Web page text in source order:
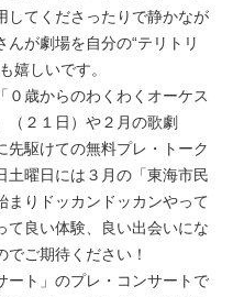
してくださったりで静かなが
が劇場を自分の“テリトリ
嬉しいです。
０歳からのわくわくオーケス
（２１日）や２月の歌劇
先駆けての無料プレ・トーク
土曜日には３月の「東海市民
まりドッカンドッカンやって
て良い体験、良い出会いにな
ご期待ください！
ート」のプレ・コンサートで